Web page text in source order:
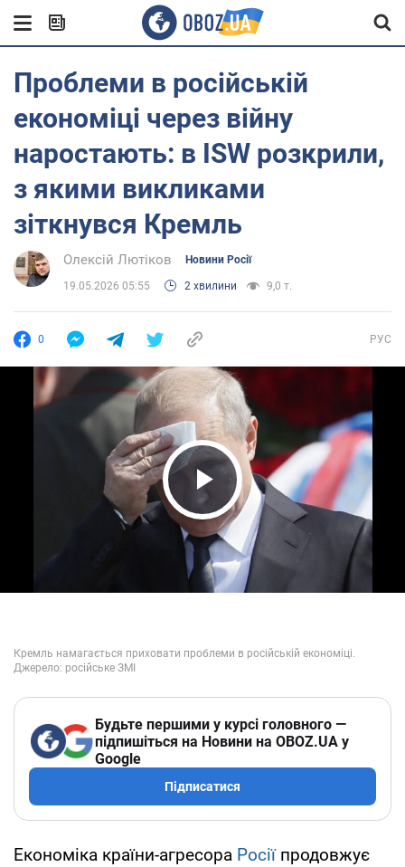
Проблеми в російській
економіці через війну
наростають: в ISW розкрили,
з якими викликами
зіткнувся Кремль
Олексій Лютіков Новини Росії
19.05.2026 05:55 2 хвилини 9,0 т.
0 РУС
Play Video
Будьте першими у курсі головного —
підпишіться на Новини на OBOZ.UA у
Google
Підписатися
Економіка країни-агресора Росії продовжує